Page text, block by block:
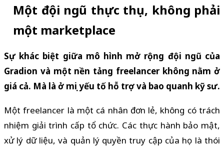
Một đội ngũ thực thụ, không phải
một marketplace
Sự khác biệt giữa mô hình mở rộng đội ngũ của
Gradion và một nền tảng freelancer không nằm ở
giá cả. Mà là ở mọi yếu tố hỗ trợ và bao quanh kỹ sư.
Một freelancer là một cá nhân đơn lẻ, không có trách
nhiệm giải trình cấp tổ chức. Các thực hành bảo mật,
xử lý dữ liệu, và quản lý quyền truy cập của họ là thói